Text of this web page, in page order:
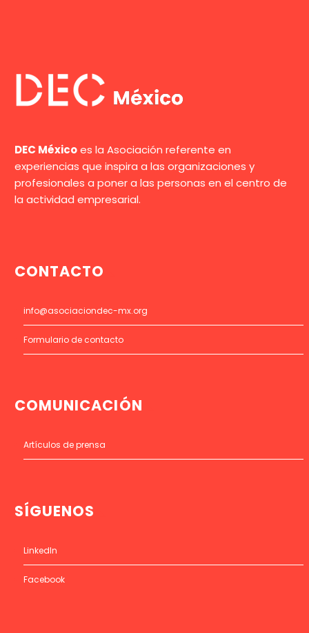
DEC Méxicoes la Asociación referente en
experiencias que inspira a las organizaciones y
profesionales a poner a las personas en el centro de
la actividad empresarial.
CONTACTO
info@asociaciondec-mx.org
Formulario de contacto
COMUNICACIÓN
Artículos de prensa
SÍGUENOS
LinkedIn
Facebook